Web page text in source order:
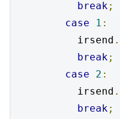
break;
case
1 :
          irsend
.
break;
case
2 :
          irsend
.
break;